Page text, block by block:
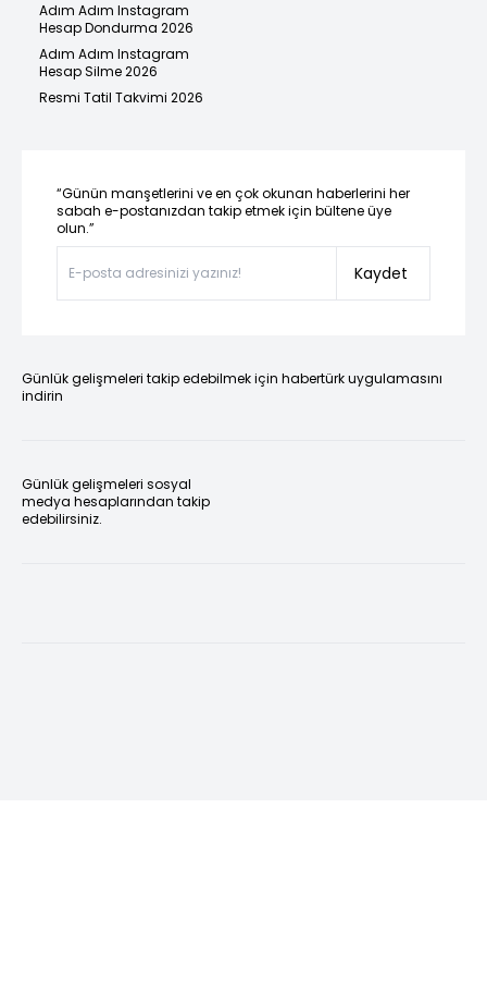
Adım Adım Instagram
Hesap Dondurma 2026
Adım Adım Instagram
Hesap Silme 2026
Resmi Tatil Takvimi 2026
“Günün manşetlerini ve en çok okunan haberlerini her
sabah e-postanızdan takip etmek için bültene üye
olun.”
Kaydet
Günlük gelişmeleri takip edebilmek için habertürk uygulamasını
indirin
Günlük gelişmeleri sosyal
medya hesaplarından takip
edebilirsiniz.